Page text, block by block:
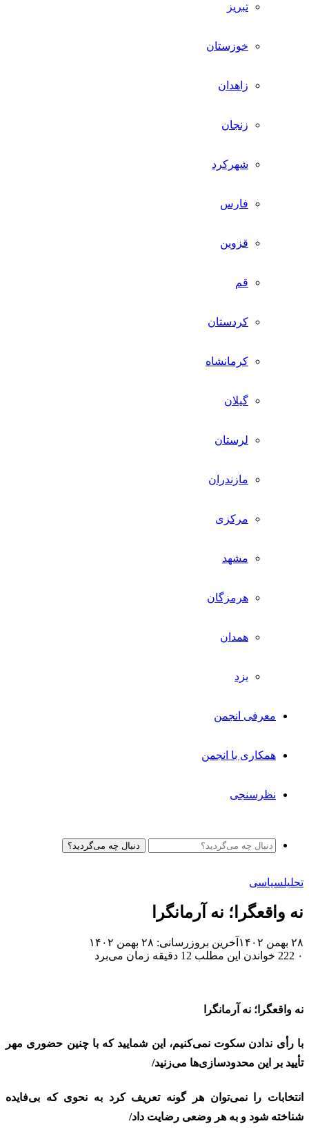
تبریز
خوزستان
زاهدان
زنجان
شهرکرد
فارس
قزوین
قم
کردستان
کرمانشاه
گیلان
لرستان
مازندران
مرکزی
مشهد
هرمزگان
همدان
یزد
معرفی انجمن
همکاری با انجمن
نظرسنجی
دنبال چه می‌گردید؟
تحلیلسیاسی
نه واقعگرا؛ نه آرمانگرا
۲۸ بهمن ۱۴۰۲
آخرین بروزرسانی: ۲۸ بهمن ۱۴۰۲
۰
خواندن این مطلب 12 دقیقه زمان می‌برد
نه واقعگرا؛ نه آرمانگرا
با رأی ندادن سکوت نمی‌کنیم، این شمایید که با چنین حضوری مهر
تأیید بر این محدودسازی‌ها می‌زنید/
انتخابات را نمی‌توان هر گونه تعریف کرد به نحوی که بی‌فایده
شناخته شود و به هر وضعی رضایت داد/